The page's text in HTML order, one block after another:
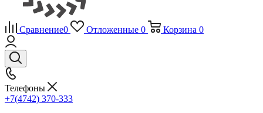
Сравнение0 Отложенные 0 Корзина 0
Телефоны
+7(4742) 370-333